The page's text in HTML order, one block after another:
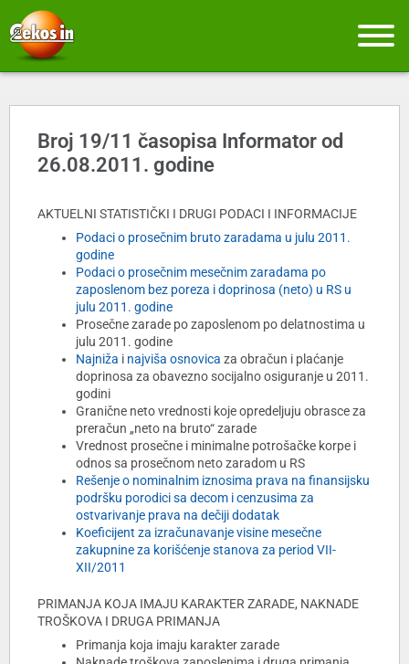
Broj 19/11 časopisa Informator od
26.08.2011. godine
AKTUELNI STATISTIČKI I DRUGI PODACI I INFORMACIJE
Podaci o prosečnim bruto zaradama u julu 2011.
godine
Podaci o prosečnim mesečnim zaradama po
zaposlenom bez poreza i doprinosa (neto) u RS u
julu 2011. godine
Prosečne zarade po zaposlenom po delatnostima u
julu 2011. godine
Najniža i najviša osnovica za obračun i plaćanje
doprinosa za obavezno socijalno osiguranje u 2011.
godini
Granične neto vrednosti koje opredeljuju obrasce za
preračun „neto na bruto“ zarade
Vrednost prosečne i minimalne potrošačke korpe i
odnos sa prosečnom neto zaradom u RS
Rešenje o nominalnim iznosima prava na finansijsku
podršku porodici sa decom i cenzusima za
ostvarivanje prava na dečiji dodatak
Koeficijent za izračunavanje visine mesečne
zakupnine za korišćenje stanova za period VII-
XII/2011
PRIMANJA KOJA IMAJU KARAKTER ZARADE, NAKNADE
TROŠKOVA I DRUGA PRIMANJA
Primanja koja imaju karakter zarade